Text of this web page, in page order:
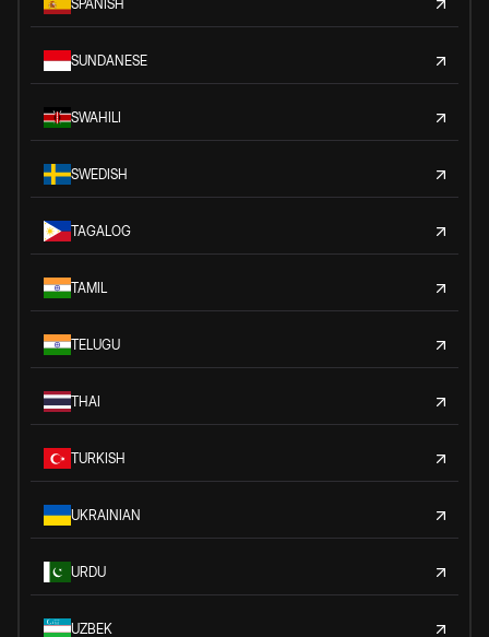
SPANISH
SUNDANESE
SWAHILI
SWEDISH
TAGALOG
TAMIL
TELUGU
THAI
TURKISH
UKRAINIAN
URDU
UZBEK